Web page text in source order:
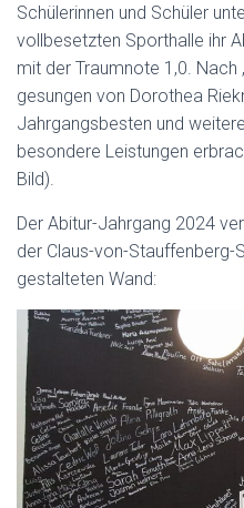
Schülerinnen und Schüler
vollbesetzten Sporthalle ihr
mit der Traumnote 1,0. Nach
gesungen von Dorothea
Jahrgangsbesten und
besondere Leistungen
Bild).
Der Abitur-Jahrgang 2024
der Claus-von-Stauffenberg-
gestalteten Wand: